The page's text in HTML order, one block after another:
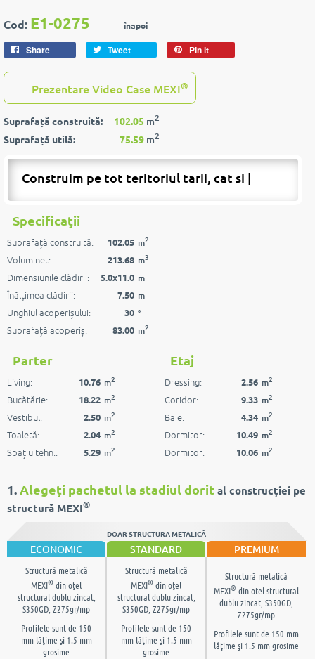
Cod: E1-0275 înapoi
Share Tweet Pin it
Prezentare Video Case MEXI®
Suprafață construită: 102.05 m2
Suprafață utilă: 75.59 m2
Construim pe tot teritoriul tarii, cat si pest
Specificaţii
Suprafață construită: 102.05 m2
Volum net: 213.68 m3
Dimensiunile clădirii: 5.0x11.0 m
Înălțimea clădirii: 7.50 m
Unghiul acoperișului: 30 °
Suprafață acoperiș: 83.00 m2
Parter
Living: 10.76 m2
Bucătărie: 18.22 m2
Vestibul: 2.50 m2
Toaletă: 2.04 m2
Spațiu tehn.: 5.29 m2
Etaj
Dressing: 2.56 m2
Coridor: 9.33 m2
Baie: 4.34 m2
Dormitor: 10.49 m2
Dormitor: 10.06 m2
1.Alegeți pachetul la stadiul dorit al construcției pe
structură MEXI®
DOAR STRUCTURA METALICĂ
ECONOMIC STANDARD PREMIUM
Structură metalică
MEXI® din oţel
structural dublu zincat,
S350GD, Z275gr/mp
Profilele sunt de 150
mm lăţime şi 1.5 mm
grosime
Structură metalică
MEXI® din oţel
structural dublu zincat,
S350GD, Z275gr/mp
Profilele sunt de 150
mm lăţime şi 1.5 mm
grosime
Structură metalică
MEXI® din otel structural
dublu zincat, S350GD,
Z275gr/mp
Profilele sunt de 150 mm
lăţime şi 1.5 mm grosime